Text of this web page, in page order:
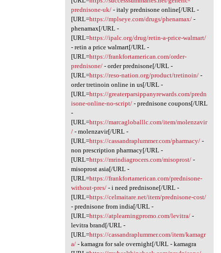
prednisone-uk/- italy prednisone online[/URL -
[URL=https://mplseye.com/drugs/phenamax/-
phenamax[/URL -
[URL=https://ipalc.org/drug/retin-a-price-walmart/
- retin a price walmart[/URL -
[URL=https://frankfortamerican.com/order-
prednisone/- order prednisone[/URL -
[URL=https://reso-nation.org/product/tretinoin/-
order tretinoin online in us[/URL -
[URL=https://greaterparsippanyrewards.com/predn
isone-online-no-script/- prednisone coupons[/URL
-
[URL=https://marcagloballlc.com/item/molenzavir
/- molenzavir[/URL -
[URL=https://cassandraplummer.com/pharmacy/-
non prescription pharmacy[/URL -
[URL=https://mrindiagrocers.com/misoprost/-
misoprost asia[/URL -
[URL=https://frankfortamerican.com/prednisone-
without-pres/- i need prednisone[/URL -
[URL=https://celmaitare.net/item/prednisone-cost/
- prednisone from india[/URL -
[URL=https://atplearningpromo.com/levitra/-
levitra brand[/URL -
[URL=https://cassandraplummer.com/item/kamagr
a/- kamagra for sale overnight[/URL - kamagra